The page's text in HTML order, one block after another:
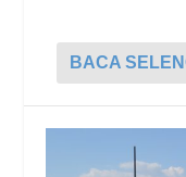
BACA